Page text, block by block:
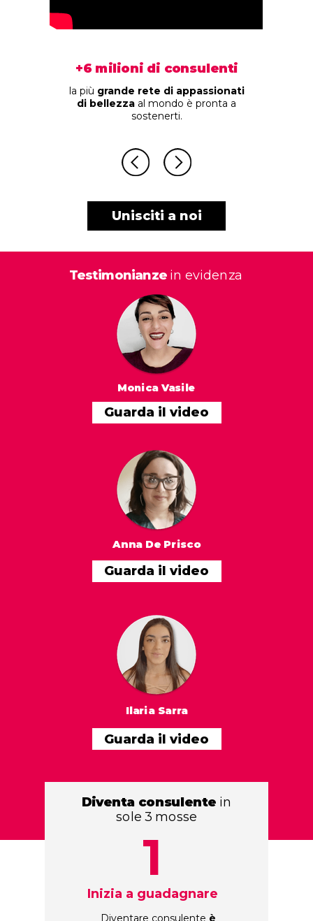
Testimonianze in evidenza
Monica Vasile
Guarda il video
Anna De Prisco
Guarda il video
Ilaria Sarra
Guarda il video
Diventa consulente in
sole 3 mosse
Diventare consulente è
Inizia a guadagnare
1
Unisciti a noi
la più grande rete di appassionati
di bellezza al mondo è pronta a
sostenerti.
+6 milioni di consulenti